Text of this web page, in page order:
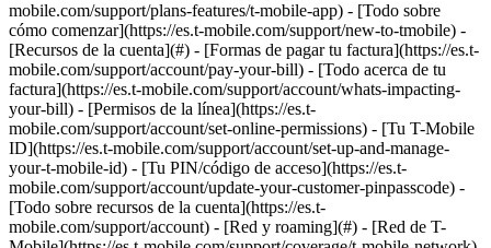
mobile.com/support/plans-features/t-mobile-app) - [Todo sobre
cómo comenzar](https://es.t-mobile.com/support/new-to-tmobile) -
[Recursos de la cuenta](#) - [Formas de pagar tu factura](https://es.t-
mobile.com/support/account/pay-your-bill) - [Todo acerca de tu
factura](https://es.t-mobile.com/support/account/whats-impacting-
your-bill) - [Permisos de la línea](https://es.t-
mobile.com/support/account/set-online-permissions) - [Tu T-Mobile
ID](https://es.t-mobile.com/support/account/set-up-and-manage-
your-t-mobile-id) - [Tu PIN/código de acceso](https://es.t-
mobile.com/support/account/update-your-customer-pinpasscode) -
[Todo sobre recursos de la cuenta](https://es.t-
mobile.com/support/account) - [Red y roaming](#) - [Red de T-